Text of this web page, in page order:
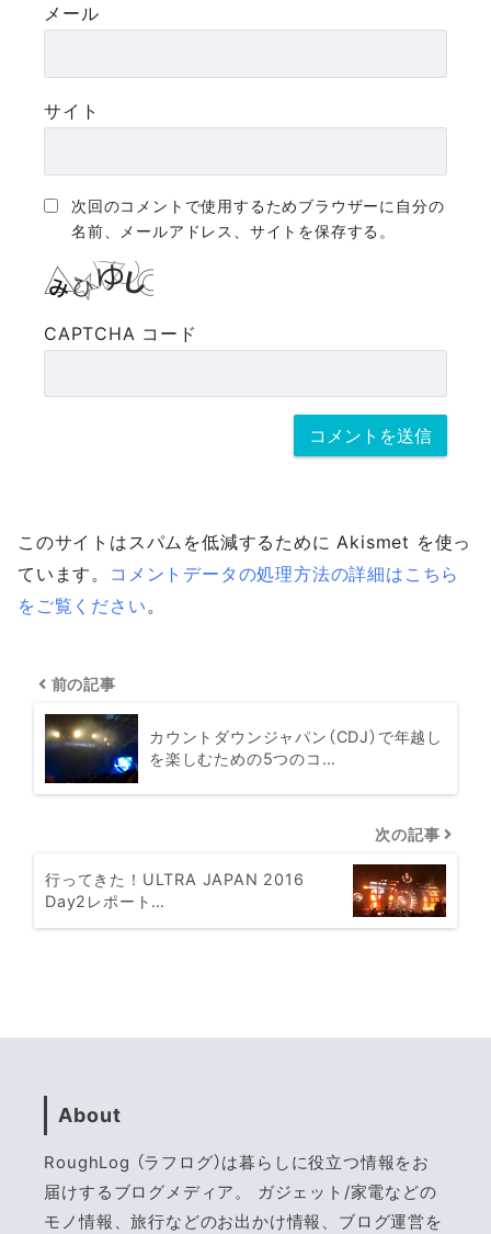
メール
サイト
次回のコメントで使用するためブラウザーに自分の
名前、メールアドレス、サイトを保存する。
CAPTCHA コード
このサイトはスパムを低減するために Akismet を使っ
ています。 コメントデータの処理方法の詳細はこちら
をご覧ください。
前の記事
カウントダウンジャパン（CDJ）で年越し
を楽しむための5つのコ…
次の記事
行ってきた！ULTRA JAPAN 2016
Day2レポート…
About
RoughLog （ラフログ）は暮らしに役立つ情報をお
届けするブログメディア。 ガジェット/家電などの
モノ情報、旅行などのお出かけ情報、ブログ運営を